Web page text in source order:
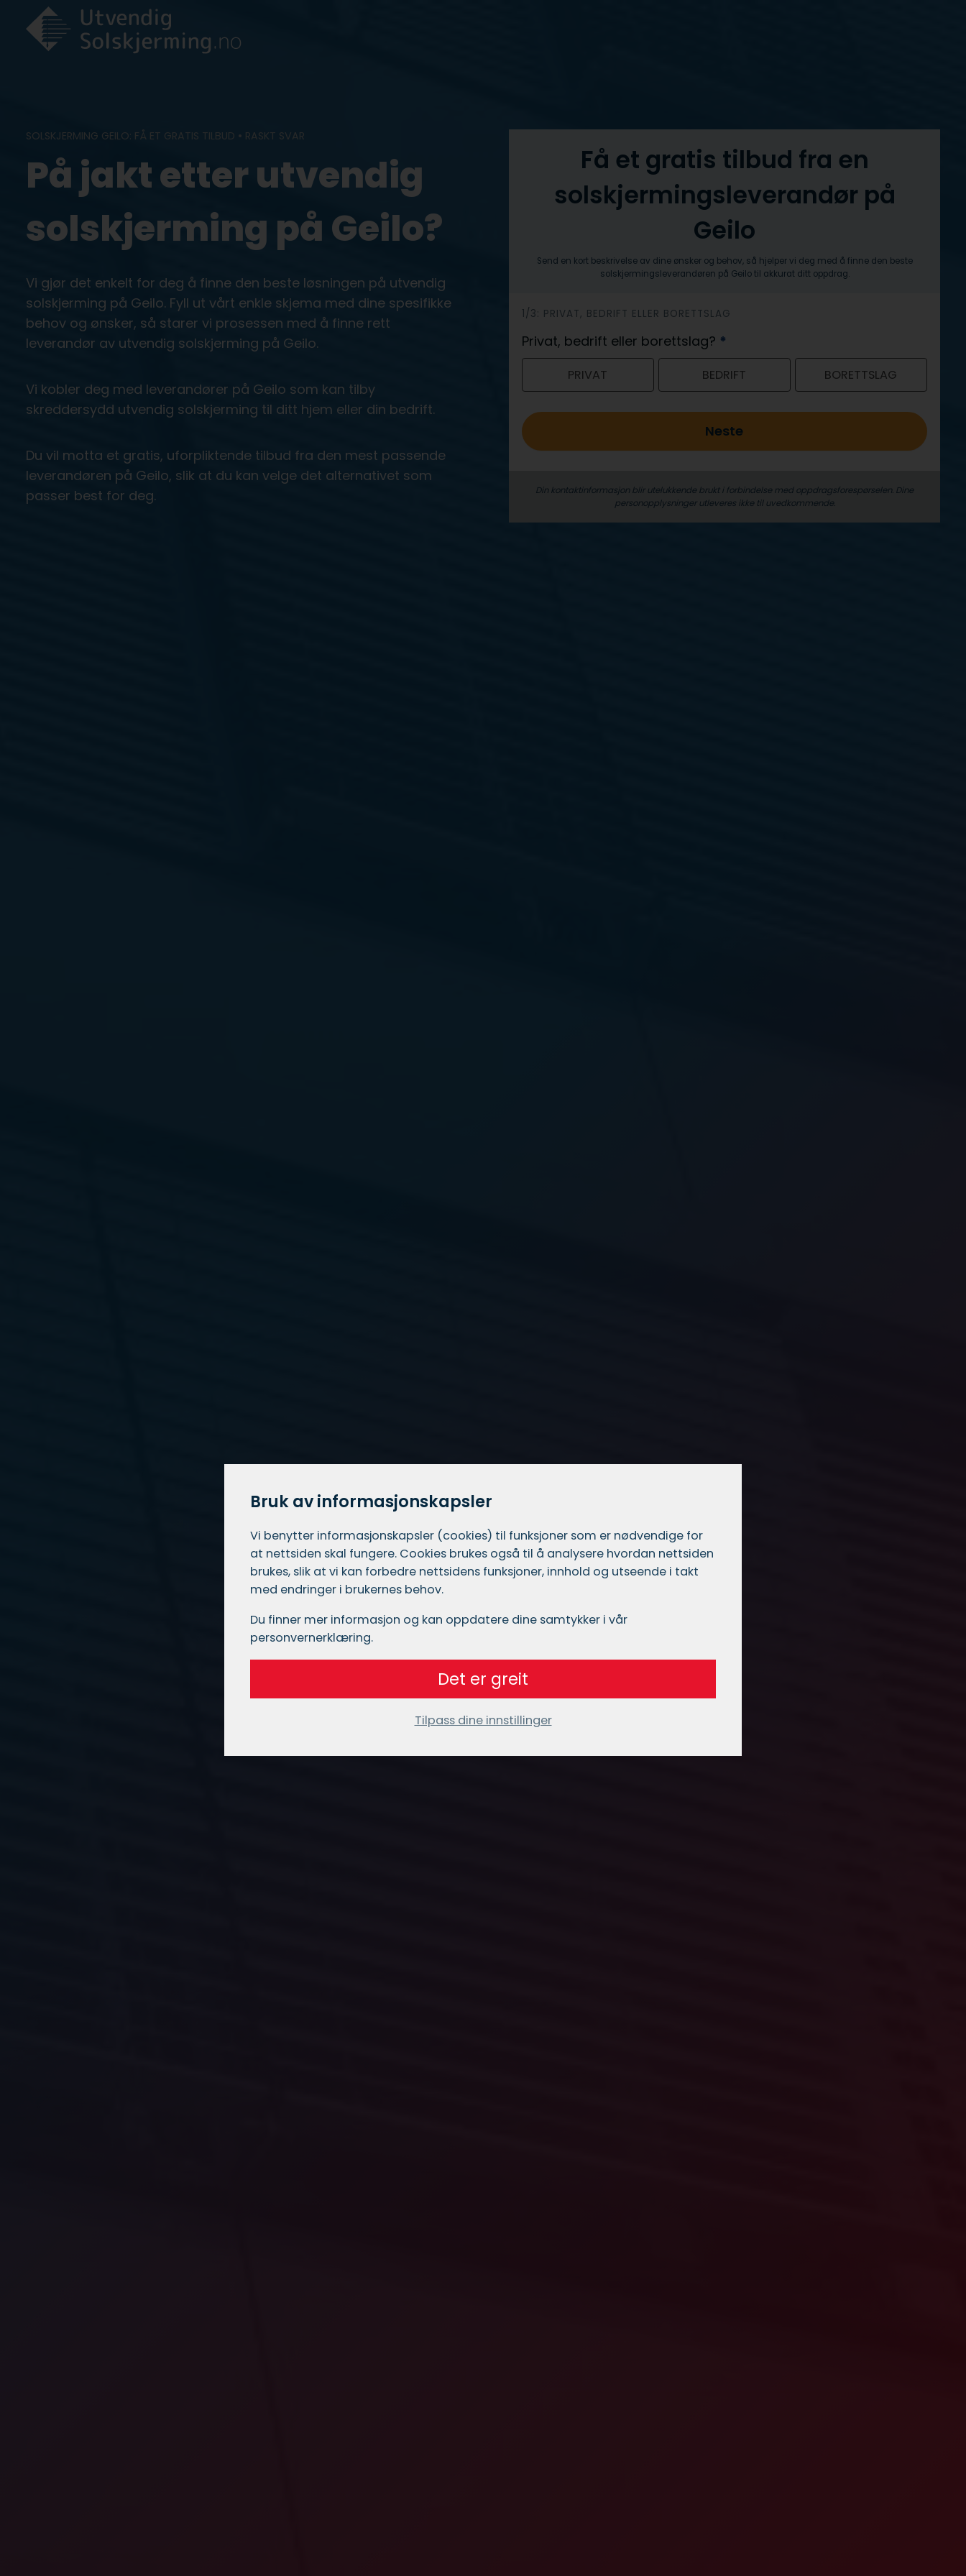
content
SOLSKJERMING GEILO: FÅ ET GRATIS TILBUD • RASKT SVAR
På jakt etter utvendig
solskjerming på Geilo?
Vi gjør det enkelt for deg å finne den beste løsningen på utvendig
solskjerming på Geilo. Fyll ut vårt enkle skjema med dine spesifikke
behov og ønsker, så starer vi prosessen med å finne rett
leverandør av utvendig solskjerming på Geilo.
Vi kobler deg med leverandører på Geilo som kan tilby
skreddersydd utvendig solskjerming til ditt hjem eller din bedrift.
Du vil motta et gratis, uforpliktende tilbud fra den mest passende
leverandøren på Geilo, slik at du kan velge det alternativet som
passer best for deg.
Få et gratis tilbud fra en
solskjermingsleverandør på
Geilo
Send en kort beskrivelse av dine ønsker og behov, så hjelper vi deg med å finne den beste
solskjermingsleverandøren på Geilo til akkurat ditt oppdrag.
h
e
r
1/3: PRIVAT, BEDRIFT ELLER BORETTSLAG
Privat, bedrift eller borettslag? *
PRIVAT BEDRIFT BORETTSLAG
Neste
Din kontaktinformasjon blir utelukkende brukt i forbindelse med oppdrags­forespørselen. Dine
person­­opplysninger utleveres ikke til uvedkommende.
Bruk av informasjonskapsler
Vi benytter informasjons­kapsler (cookies) til funksjoner som er nødvendige for
at nettsiden skal fungere. Cookies brukes også til å analysere hvordan nettsiden
brukes, slik at vi kan forbedre nettsidens funksjoner, innhold og utseende i takt
med endringer i brukernes behov.
Du finner mer informasjon og kan oppdatere dine samtykker i vår
personvernerklæring.
Det er greit
Tilpass dine innstillinger